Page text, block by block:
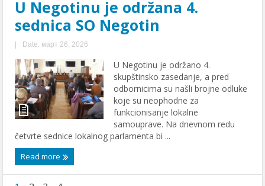
U Negotinu je održana 4.
sednica SO Negotin
| Date: март 26, 2026
U Negotinu je održano 4.
skupštinsko zasedanje, a pred
odbornicima su našli brojne odluke
koje su neophodne za
funkcionisanje lokalne
samouprave. Na dnevnom redu
četvrte sednice lokalnog parlamenta bi ...
Read more